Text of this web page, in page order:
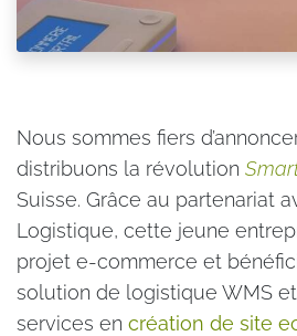
Nous sommes fiers
distribuons la révolution
Suisse. Grâce au partenariat
Logistique, cette jeune
projet e-commerce et
solution de logistique WMS
services en création de site